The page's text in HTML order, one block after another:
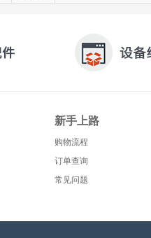
新手上路
购物流程
订单查询
常见问题